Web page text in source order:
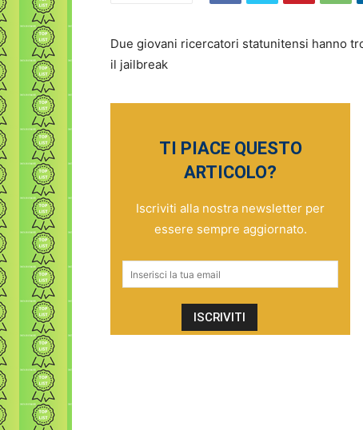
Due giovani ricercatori statunitensi hanno
il jailbreak
TI PIACE QUESTO
ARTICOLO?
Iscriviti alla nostra newsletter per
essere sempre aggiornato.